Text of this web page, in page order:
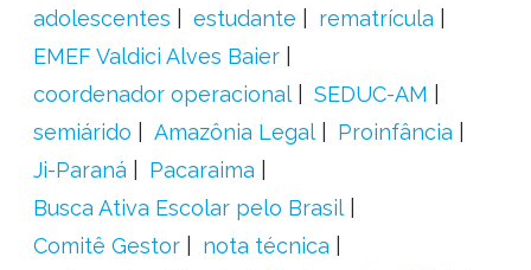
adolescentes
estudante
rematrícula
EMEF Valdici Alves Baier
coordenador operacional
SEDUC-AM
semiárido
Amazônia Legal
Proinfância
Ji-Paraná
Pacaraima
Busca Ativa Escolar pelo Brasil
Comitê Gestor
nota técnica